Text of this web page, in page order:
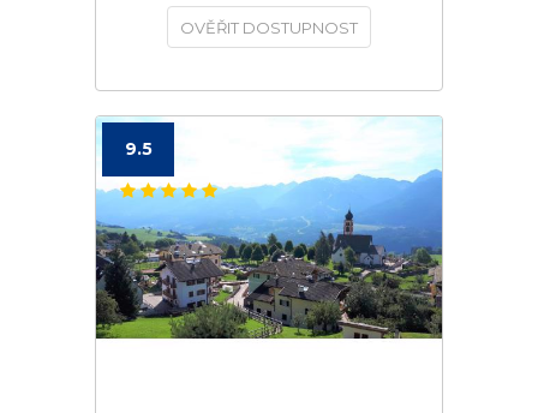
OVĚŘIT DOSTUPNOST
9.5